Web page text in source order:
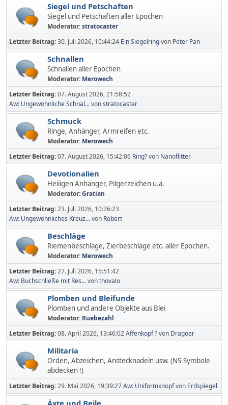
Siegel und Petschaften
Siegel und Petschaften aller Epochen
Moderator:stratocaster
Letzter Beitrag:30. Juli 2026, 10:44:24 Ein Siegelringvon Peter Pan
Schnallen
Schnallen aller Epochen
Moderator: Merowech
Letzter Beitrag:07. August 2026, 21:58:52
Aw: Ungewöhnliche Schnal...vonstratocaster
Schmuck
Ringe, Anhänger, Armreifen etc.
Moderator: Merowech
Letzter Beitrag:07. August 2026, 15:42:06 Ring?von Nanoflitter
Devotionalien
Heiligen Anhänger, Pilgerzeichen u.ä.
Moderator:Gratian
Letzter Beitrag:23. Juli 2026, 10:26:23
Aw: Ungewöhnliches Kreuz...von Robert
Beschläge
Riemenbeschläge, Zierbeschläge etc. aller Epochen.
Moderator: Merowech
Letzter Beitrag:27. Juli 2026, 15:51:42
Aw: Buchschließe mit Res...vonthovalo
Plomben und Bleifunde
Plomben und andere Objekte aus Blei
Moderator: Ruebezahl
Letzter Beitrag:08. April 2026, 13:46:02Affenkopf ?von Dragoer
Militaria
Orden, Abzeichen, Anstecknadeln usw. (NS-Symbole
abdecken !)
Letzter Beitrag:29. Mai 2026, 19:39:27Aw: Uniformknopfvon Erdspiegel
Äxte und Beile